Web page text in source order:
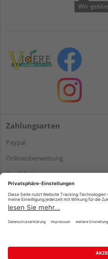
Zahlungsarten
Paypal
Onlineüberweisung
Kreditkarte
*Bonität vorausgesetzt
Impressum Datenschutz